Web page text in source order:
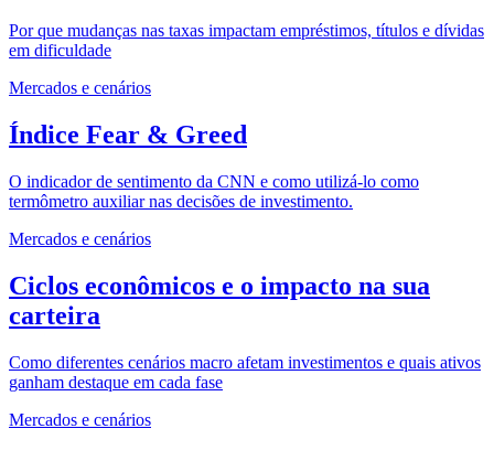
Por que mudanças nas taxas impactam empréstimos, títulos e dívidas
em dificuldade
Mercados e cenários
Índice Fear & Greed
O indicador de sentimento da CNN e como utilizá-lo como
termômetro auxiliar nas decisões de investimento.
Mercados e cenários
Ciclos econômicos e o impacto na sua
carteira
Como diferentes cenários macro afetam investimentos e quais ativos
ganham destaque em cada fase
Mercados e cenários